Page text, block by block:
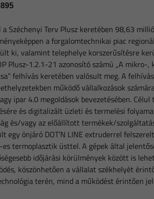
Széchenyi Terv Plusz keretében 98,63
a forgalomtechnikai piac
ki, valamint telephelye korszerűsítésre
Plusz-1.2.1-21 azonosító számú „A
felhívás keretében valósult meg. A
működő vállalkozások
ipar 4.0 megoldások bevezetésében.
és digitalizált üzleti és termelési
és/vagy az előállított termékek/
önjáró DOT’N LINE extruderrel
termoplasztik üsttel. A gépek által
időjárási körülmények között is
köszönhetően a vállalat székhelyét
terén, mind a működést érintően